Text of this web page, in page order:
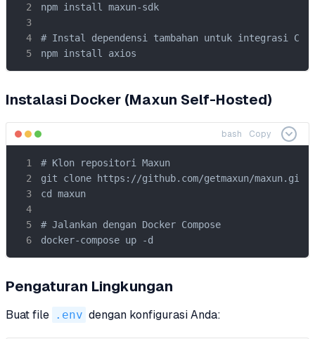
npm install maxun-sdk
# Instal dependensi tambahan untuk integrasi
npm install axios
Instalasi Docker (Maxun Self-Hosted)
bash Copy
# Klon repositori Maxun
git clone https://github.com/getmaxun/maxun.git
cd maxun
# Jalankan dengan Docker Compose
docker-compose up -d
Pengaturan Lingkungan
Buat file .env dengan konfigurasi Anda: